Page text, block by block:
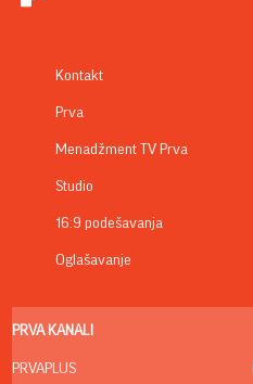
Kontakt
Prva
Menadžment TV Prva
Studio
16:9 podešavanja
Oglašavanje
PRVA KANALI
PRVAPLUS